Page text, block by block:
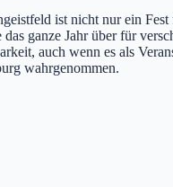
ist nicht nur ein
das ganze Jahr über für
auch wenn es als
wahrgenommen.